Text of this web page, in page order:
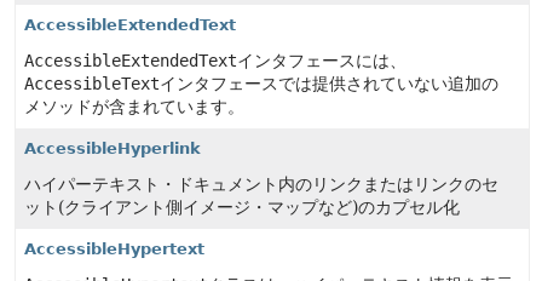
AccessibleExtendedText
AccessibleExtendedTextインタフェースには、
AccessibleTextインタフェースでは提供されていない追加の
メソッドが含まれています。
AccessibleHyperlink
ハイパーテキスト・ドキュメント内のリンクまたはリンクのセ
ット(クライアント側イメージ・マップなど)のカプセル化
AccessibleHypertext